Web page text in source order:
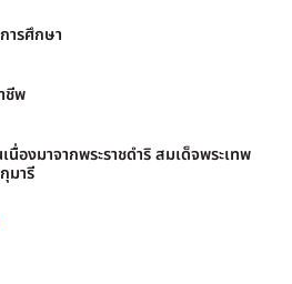
ารศึกษา
ชีพ
งมาจากพระราชดำริ สมเด็จพระเทพ
มารี